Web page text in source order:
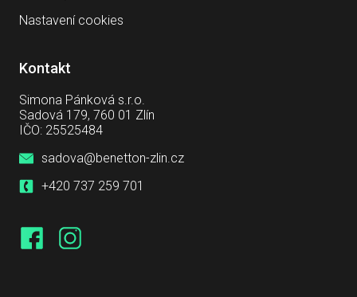
Nastavení cookies
Kontakt
Simona Pánková s.r.o.
Sadová 179, 760 01 Zlín
IČO: 25525484
sadova@benetton-zlin.cz
+420 737 259 701